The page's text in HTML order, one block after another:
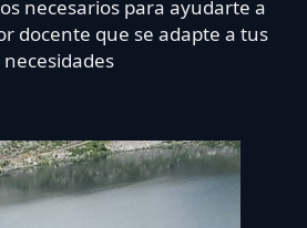
necesarios para ayudarte a
docente que se adapte a tus
necesidades